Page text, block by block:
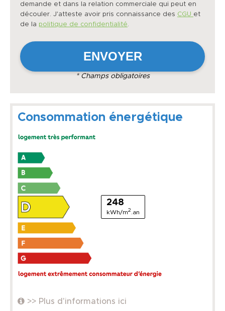
demande et dans la relation commerciale qui peut en
découler. J'atteste avoir pris connaissance des CGU et
de la politique de confidentialité.
* Champs obligatoires
Consommation énergétique
248
kWh/m2 .an
>> Plus d'informations ici